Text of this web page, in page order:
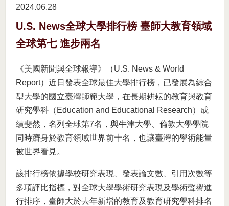
2024.06 28
U.S. News全球大學排行榜 臺師大教育領域
全球第七 進步兩名
《美國新聞與全球報導》（U.S. News & World
Report）近日發表全球最佳大學排行榜，已發展為綜合
型大學的國立臺灣師範大學，在長期耕耘的教育與教育
研究學科（Education and Educational Research）成
績斐然，名列全球第7名，與牛津大學、倫敦大學學院
同時躋身於教育領域世界前十名，也讓臺灣的學術能量
被世界看見。
該排行榜依據學校研究表現、發表論文數、引用次數等
多項評比指標，對全球大學學術研究表現及學術聲譽進
行排序，臺師大於去年新增的教育及教育研究學科排名